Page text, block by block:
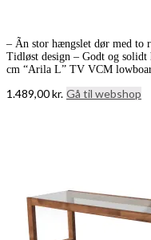
– Ãn stor hængslet dør med
Tidløst design – Godt og
cm “Arila L” TV VCM
1.489,00kr. Gå til webshop